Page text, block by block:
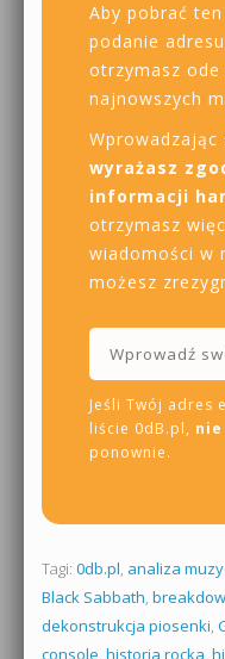
Aby pobrać
podanie
otrzymasz
najnowszych
wyrażasz
informacji
otrzymasz
wiadomości w
możesz
Jeśli Twój adres
liście 0dB.pl,
ponownie.
Tagi: 0db.pl, analiza
Black Sabbath,
dekonstrukcja piosenki,
console, historia rocka,